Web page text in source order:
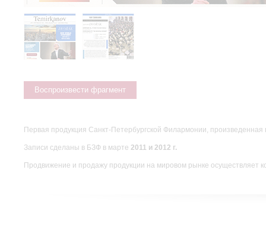
Воспроизвести фрагмент
Первая продукция Санкт-Петербургской Филармонии,
Записи сделаны в БЗФ в марте 2011 и 2012 г.
Продвижение и продажу продукции на мировом рынке осуществляет